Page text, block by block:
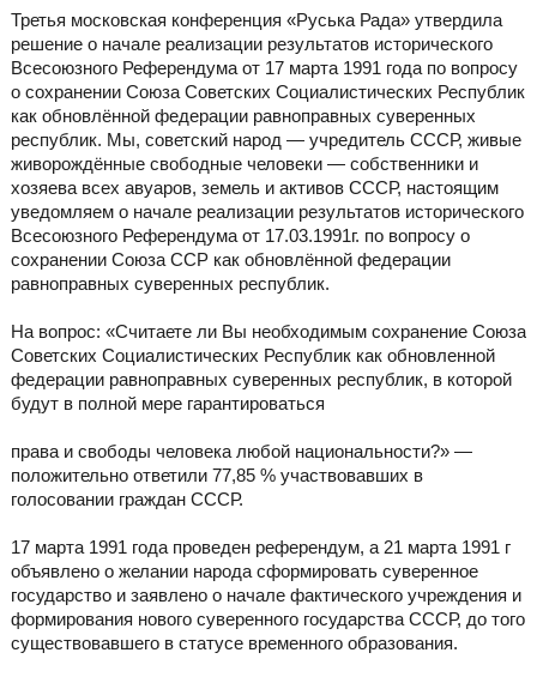
Третья московская конференция «Руська Рада» утвердила
решение о начале реализации результатов исторического
Всесоюзного Референдума от 17 марта 1991 года по вопросу
о сохранении Союза Советских Социалистических Республик
как обновлённой федерации равноправных суверенных
республик. Мы, советский народ — учредитель СССР, живые
живорождённые свободные человеки — собственники и
хозяева всех авуаров, земель и активов СССР, настоящим
уведомляем о начале реализации результатов исторического
Всесоюзного Референдума от 17.03.1991г. по вопросу о
сохранении Союза ССР как обновлённой федерации
равноправных суверенных республик.
На вопрос: «Считаете ли Вы необходимым сохранение Союза
Советских Социалистических Республик как обновленной
федерации равноправных суверенных республик, в которой
будут в полной мере гарантироваться
права и свободы человека любой национальности?» —
положительно ответили 77,85 % участвовавших в
голосовании граждан СССР.
17 марта 1991 года проведен референдум, а 21 марта 1991 г
объявлено о желании народа сформировать суверенное
государство и заявлено о начале фактического учреждения и
формирования нового суверенного государства СССР, до того
существовавшего в статусе временного образования.